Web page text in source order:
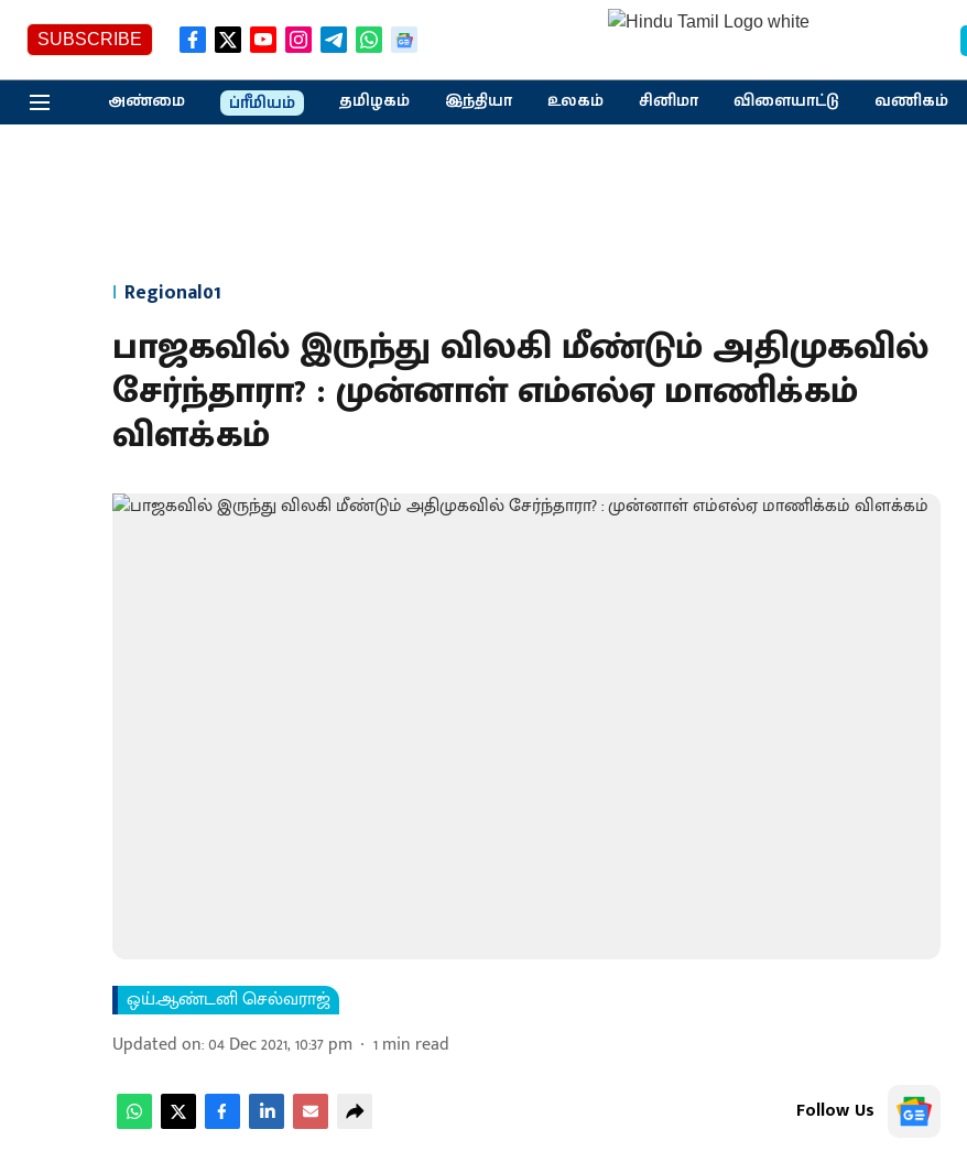
SUBSCRIBE
அண்மை ப்ரீமியம் தமிழகம் இந்தியா உலகம் சினிமா விளையாட்டு வணிகம்
Regional01
பாஜகவில் இருந்து விலகி மீண்டும் அதிமுகவில்
சேர்ந்தாரா? : முன்னாள் எம்எல்ஏ மாணிக்கம்
விளக்கம்
ஒய்.ஆண்டனி செல்வராஜ்
Updated on:04 Dec 2021, 10:37 pm 1min read
Follow Us